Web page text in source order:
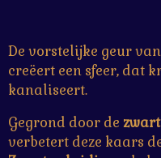
De vorstelijke geur
creëert een sfeer, dat
kanaliseert.
Gegrond door de
verbetert deze kaars